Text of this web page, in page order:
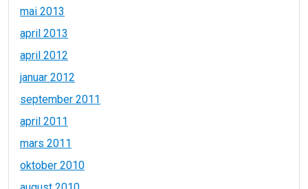
mai 2013
april 2013
april 2012
januar 2012
september 2011
april 2011
mars 2011
oktober 2010